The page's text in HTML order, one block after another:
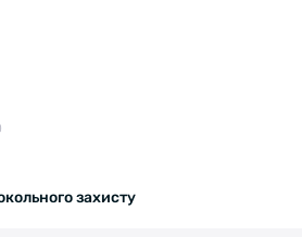
захисту